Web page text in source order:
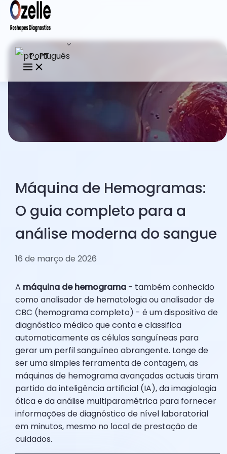
Português
Máquina de Hemogramas:
O guia completo para a
análise moderna do sangue
16 de março de 2026
A máquina de hemograma - também conhecido
como analisador de hematologia ou analisador de
CBC (hemograma completo) - é um dispositivo de
diagnóstico médico que conta e classifica
automaticamente as células sanguíneas para
gerar um perfil sanguíneo abrangente. Longe de
ser uma simples ferramenta de contagem, as
máquinas de hemograma avançadas actuais tiram
partido da inteligência artificial (IA), da imagiologia
ótica e da análise multiparamétrica para fornecer
informações de diagnóstico de nível laboratorial
em minutos, mesmo no local de prestação de
cuidados.